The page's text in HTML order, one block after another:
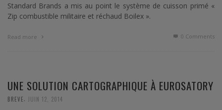
Standard Brands a mis au point le système de cuisson primé «
Zip combustible militaire et réchaud Boilex ».
Read more 0 Comments
UNE SOLUTION CARTOGRAPHIQUE À EUROSATORY
BREVE JUIN 12, 2014